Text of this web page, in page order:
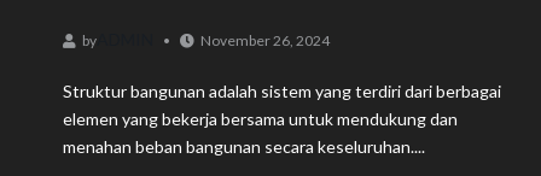
by November 26, 2024
Struktur bangunan adalah sistem yang terdiri dari berbagai
elemen yang bekerja bersama untuk mendukung dan
menahan beban bangunan secara keseluruhan....